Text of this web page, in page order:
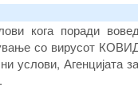
кога поради
со вирусот
услови, Агенцијата